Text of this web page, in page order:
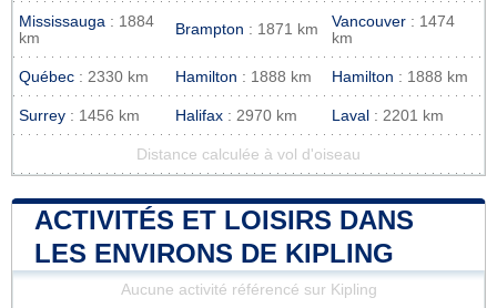
Mississauga : 1884
km
Brampton : 1871 km Vancouver : 1474
km
Québec : 2330 km Hamilton : 1888 km Hamilton : 1888 km
Surrey : 1456 km Halifax : 2970 km Laval : 2201 km
Distance calculée à vol d'oiseau
ACTIVITÉS ET LOISIRS DANS
LES ENVIRONS DE KIPLING
Aucune activité référencé sur Kipling